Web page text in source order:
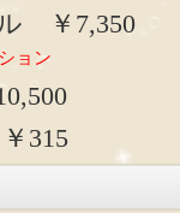
￥7,350
ョン
315